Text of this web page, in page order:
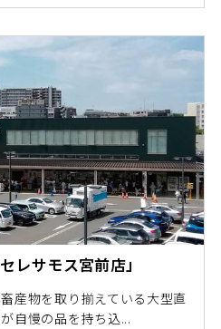
セレサモス宮前店」
産物を取り揃えている大型直
自慢の品を持ち込...